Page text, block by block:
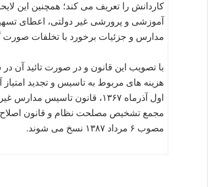
کاردانش را تعریف می کند؛ همچنین این
آموزشی و پرورشی غیر دولتی، اعطای
مدارس و جزئیات برخورد با تخلفات صورت
با تصویب این قانون و در صورت تائید آن در
هزینه های مربوط به تاسیس و تجدید
مجمع تشخیص مصلحت نظام و قانون
مصوب ۶ مرداد ۱۳۸۷ نسخ می شوند.